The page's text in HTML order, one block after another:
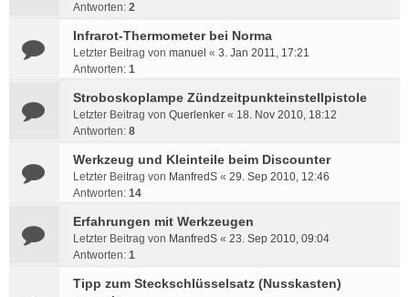
Antworten: 2
Infrarot-Thermometer bei Norma
Letzter Beitrag von manuel « 3. Jan 2011, 17:21
Antworten: 1
Stroboskoplampe Zündzeitpunkteinstellpistole
Letzter Beitrag von Querlenker « 18. Nov 2010, 18:12
Antworten: 8
Werkzeug und Kleinteile beim Discounter
Letzter Beitrag von ManfredS « 29. Sep 2010, 12:46
Antworten: 14
Erfahrungen mit Werkzeugen
Letzter Beitrag von ManfredS « 23. Sep 2010, 09:04
Antworten: 1
Tipp zum Steckschlüsselsatz (Nusskasten)